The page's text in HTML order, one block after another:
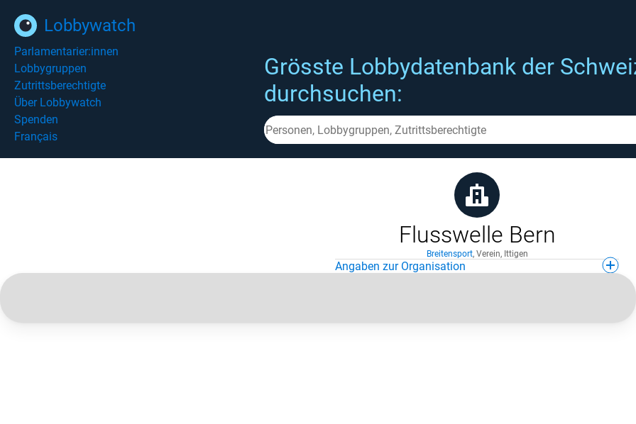
Lobbywatch
Parlamentarier:innen
Lobbygruppen
Zutrittsberechtigte
Über Lobbywatch
Spenden
Français
Grösste Lobbydatenbank der
durchsuchen:
Flusswelle Bern
Breitensport, Verein, Ittigen
Angaben zur Organisation